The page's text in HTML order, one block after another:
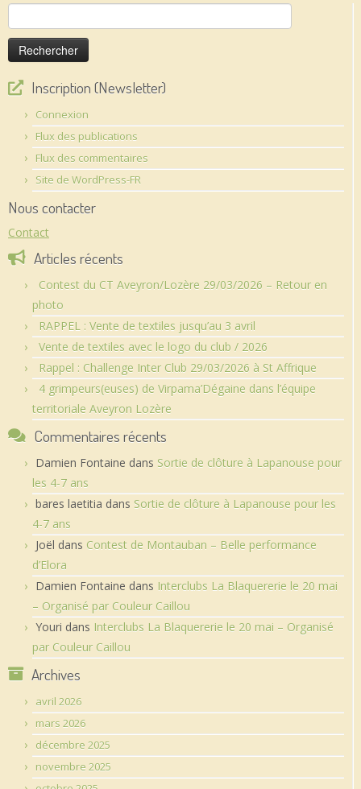
Rechercher :
Inscription (Newsletter)
Connexion
Flux des publications
Flux des commentaires
Site de WordPress-FR
Nous contacter
Contact
Articles récents
Contest du CT Aveyron/Lozère 29/03/2026 – Retour en
photo
RAPPEL : Vente de textiles jusqu’au 3 avril
Vente de textiles avec le logo du club / 2026
Rappel : Challenge Inter Club 29/03/2026 à St Affrique
4 grimpeurs(euses) de Virpama’Dégaine dans l’équipe
territoriale Aveyron Lozère
Commentaires récents
Damien Fontaine dans Sortie de clôture à Lapanouse pour
les 4-7 ans
bares laetitia dans Sortie de clôture à Lapanouse pour les
4-7 ans
Joël dans Contest de Montauban – Belle performance
d’Elora
Damien Fontaine dans Interclubs La Blaquererie le 20 mai
– Organisé par Couleur Caillou
Youri dans Interclubs La Blaquererie le 20 mai – Organisé
par Couleur Caillou
Archives
avril 2026
mars 2026
décembre 2025
novembre 2025